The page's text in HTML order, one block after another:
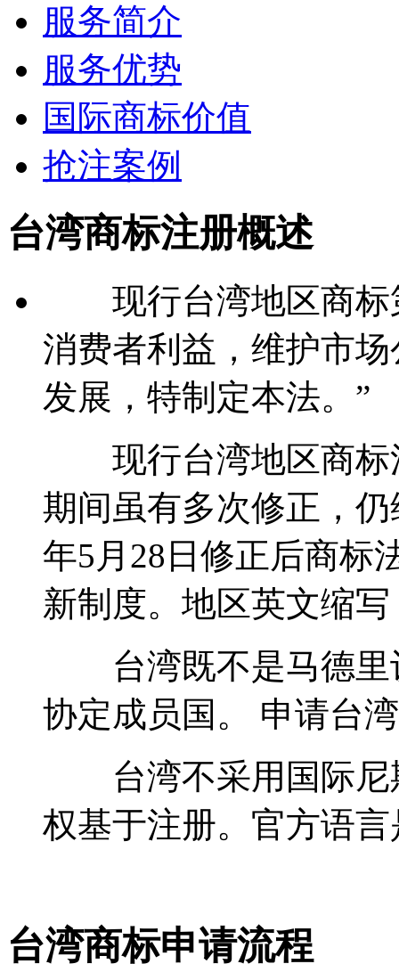
服务简介
服务优势
国际商标价值
抢注案例
台湾商标注册概述
现行台湾地区商标
消费者利益，维护市
发展，特制定本法。”
现行台湾地区商标
期间虽有多次修正，
年5月28日修正后商标
新制度。地区英文缩
台湾既不是马德里
协定成员国。 申请台
台湾不采用国际尼
权基于注册。官方语
台湾商标申请流程